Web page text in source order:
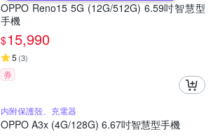
OPPO Reno15 5G (12G/512G) 6.59吋智慧型
手機
$15,990
5 (3)
券
内附保護殼、充電器
OPPO A3x (4G/128G) 6.67吋智慧型手機